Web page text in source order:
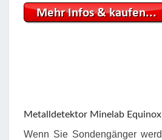
Metalldetektor Minelab
Wenn Sie Sondengänger